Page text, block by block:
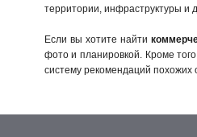
территории, инфраструктуры и
Если вы хотите найти
фото и планировкой. Кроме
систему рекомендаций